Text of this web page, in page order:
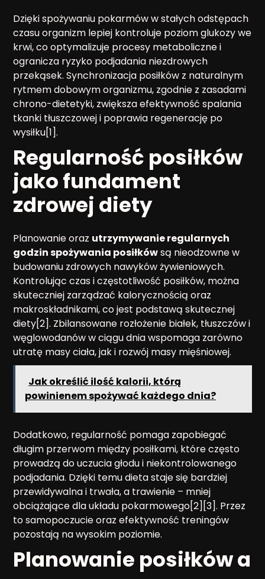
Dzięki spożywaniu pokarmów w stałych odstępach
czasu organizm lepiej kontroluje poziom glukozy we
krwi, co optymalizuje procesy metaboliczne i
ogranicza ryzyko podjadania niezdrowych
przekąsek. Synchronizacja posiłków z naturalnym
rytmem dobowym organizmu, zgodnie z zasadami
chrono-dietetyki, zwiększa efektywność spalania
tkanki tłuszczowej i poprawia regenerację po
wysiłku[1].
Regularność posiłków
jako fundament
zdrowej diety
Planowanie oraz utrzymywanie regularnych
godzin spożywania posiłkówsą nieodzowne w
budowaniu zdrowych nawyków żywieniowych.
Kontrolując czas i częstotliwość posiłków, można
skuteczniej zarządzać kalorycznością oraz
makroskładnikami, co jest podstawą skutecznej
diety[2]. Zbilansowane rozłożenie białek, tłuszczów i
węglowodanów w ciągu dnia wspomaga zarówno
utratę masy ciała, jak i rozwój masy mięśniowej.
Jak określić ilość kalorii, którą
powinienem spożywać każdego dnia?
Dodatkowo, regularność pomaga zapobiegać
długim przerwom między posiłkami, które często
prowadzą do uczucia głodu i niekontrolowanego
podjadania. Dzięki temu dieta staje się bardziej
przewidywalna i trwała, a trawienie – mniej
obciążające dla układu pokarmowego[2][3]. Przez
to samopoczucie oraz efektywność treningów
pozostają na wysokim poziomie.
Planowanie posiłków a